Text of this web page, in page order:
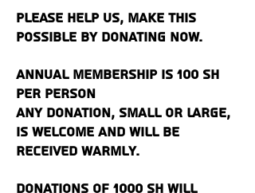
Please help us, make this
possible by donating now.
Annual membership is 100 sh
per person
Any donation, small or large,
is welcome and will be
received warmly.
Donations of 1000 sh will